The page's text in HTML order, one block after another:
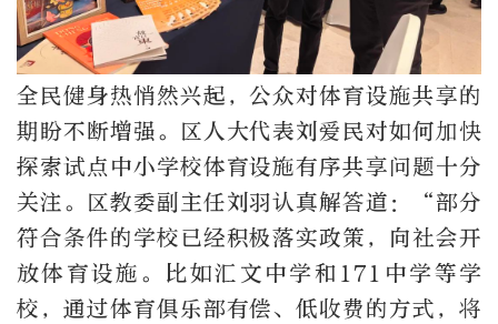
全民健身热悄然兴起，公众对体育设施共享的
期盼不断增强。区人大代表刘爱民对如何加快
探索试点中小学校体育设施有序共享问题十分
关注。区教委副主任刘羽认真解答道：“部分
符合条件的学校已经积极落实政策，向社会开
放体育设施。比如汇文中学和171中学等学
校，通过体育俱乐部有偿、低收费的方式，将